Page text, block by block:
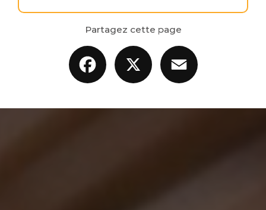
Partagez cette page
Facebook